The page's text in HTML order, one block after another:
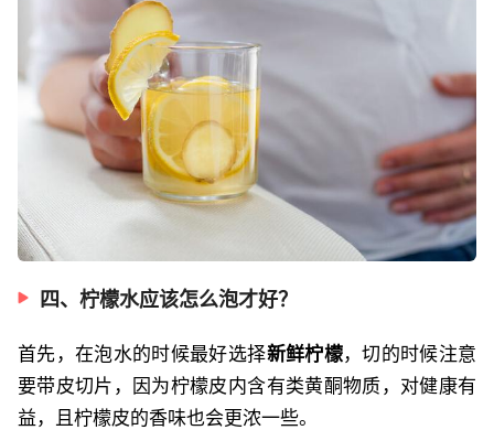
四、柠檬水应该怎么泡才好？
首先，在泡水的时候最好选择新鲜柠檬，切的时候注意
要带皮切片，因为柠檬皮内含有类黄酮物质，对健康有
益，且柠檬皮的香味也会更浓一些。